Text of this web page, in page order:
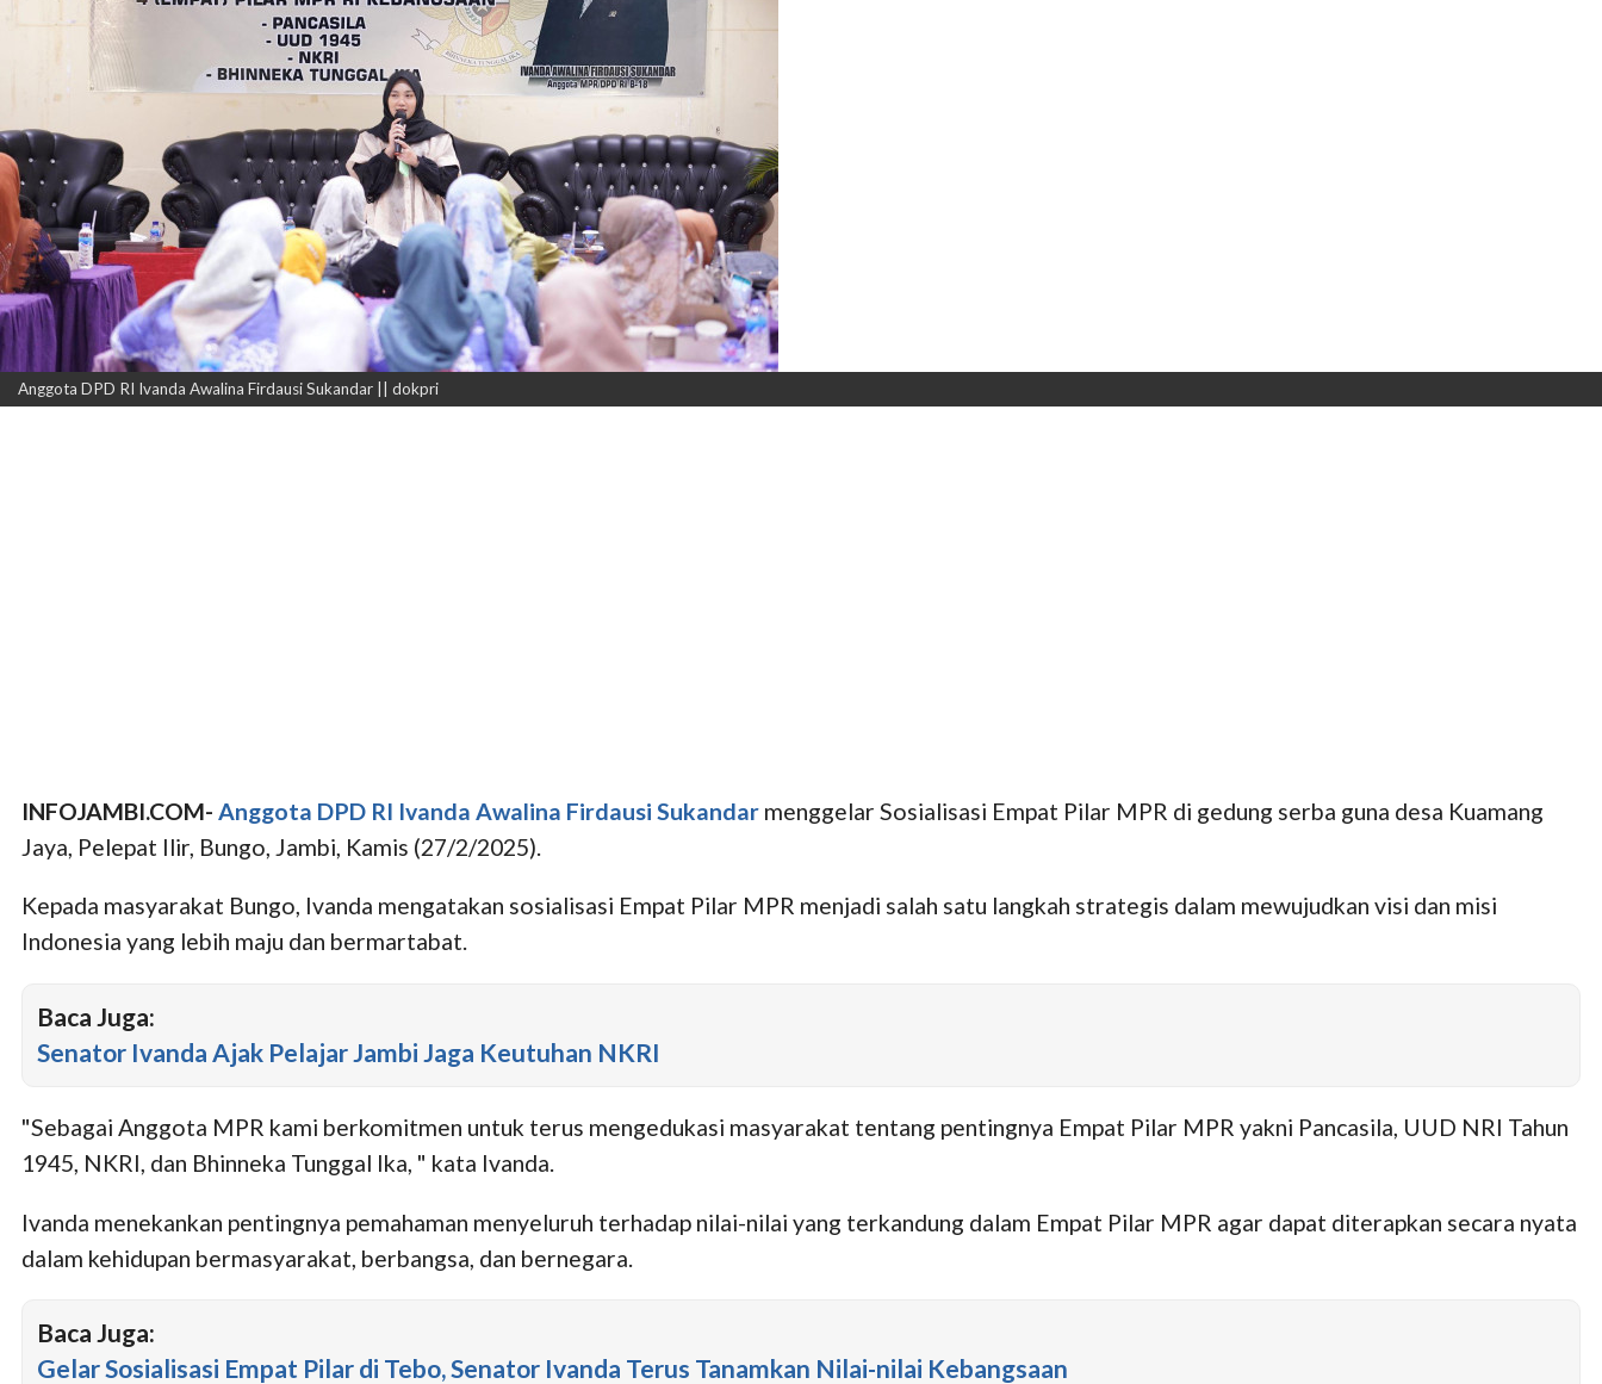
Anggota DPD RI Ivanda Awalina Firdausi Sukandar || dokpri
INFOJAMBI.COM- Anggota DPD RI Ivanda Awalina Firdausi Sukandar menggelar Sosialisasi Empat Pilar MPR di gedung serba guna desa Kuamang
Jaya, Pelepat Ilir, Bungo, Jambi, Kamis (27/2/2025).
Kepada masyarakat Bungo, Ivanda mengatakan sosialisasi Empat Pilar MPR menjadi salah satu langkah strategis dalam mewujudkan visi dan misi
Indonesia yang lebih maju dan bermartabat.
Baca Juga:
Senator Ivanda Ajak Pelajar Jambi Jaga Keutuhan NKRI
"Sebagai Anggota MPR kami berkomitmen untuk terus mengedukasi masyarakat tentang pentingnya Empat Pilar MPR yakni Pancasila, UUD NRI Tahun
1945, NKRI, dan Bhinneka Tunggal Ika, " kata Ivanda.
Ivanda menekankan pentingnya pemahaman menyeluruh terhadap nilai-nilai yang terkandung dalam Empat Pilar MPR agar dapat diterapkan secara nyata
dalam kehidupan bermasyarakat, berbangsa, dan bernegara.
Baca Juga:
Gelar Sosialisasi Empat Pilar di Tebo, Senator Ivanda Terus Tanamkan Nilai-nilai Kebangsaan